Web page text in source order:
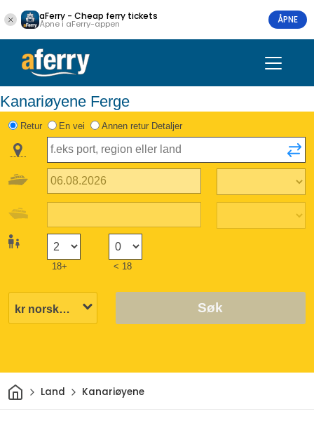
aFerry - Cheap ferry tickets
Åpne i aFerry-appen ÅPNE
Kanariøyene Ferge
Retur En vei Annen retur Detaljer
18+ < 18
Søk
HjemLand Kanariøyene